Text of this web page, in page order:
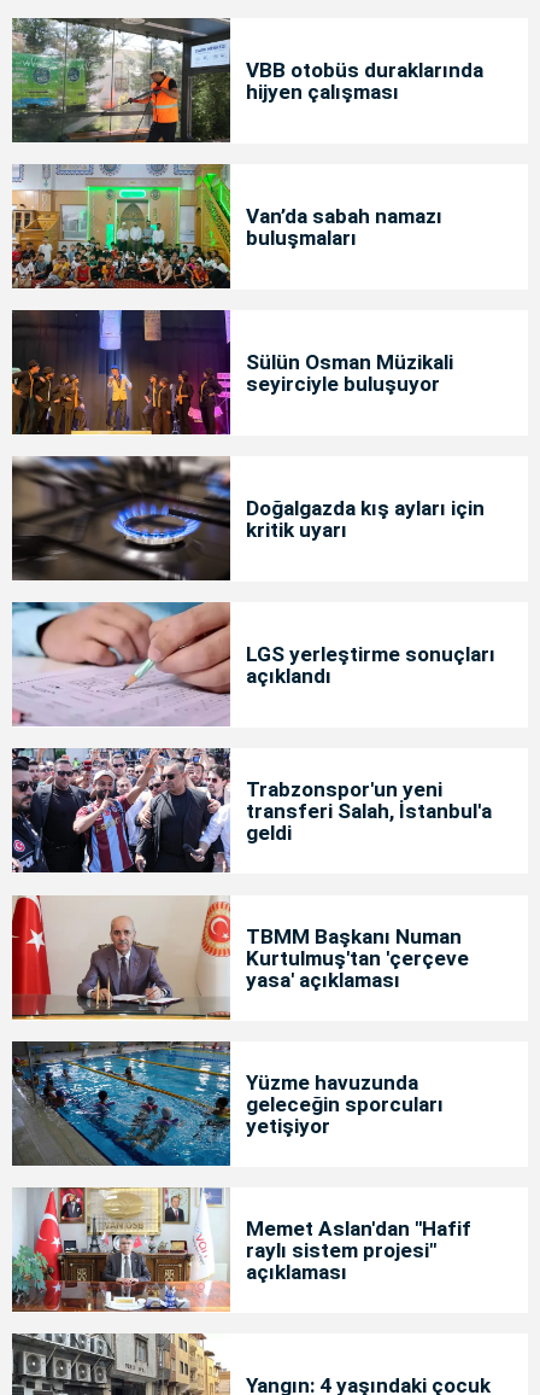
VBB otobüs duraklarında
hijyen çalışması
Van’da sabah namazı
buluşmaları
Sülün Osman Müzikali
seyirciyle buluşuyor
Doğalgazda kış ayları için
kritik uyarı
LGS yerleştirme sonuçları
açıklandı
Trabzonspor'un yeni
transferi Salah, İstanbul'a
geldi
TBMM Başkanı Numan
Kurtulmuş'tan 'çerçeve
yasa' açıklaması
Yüzme havuzunda
geleceğin sporcuları
yetişiyor
Memet Aslan'dan "Hafif
raylı sistem projesi"
açıklaması
Yangın: 4 yaşındaki çocuk